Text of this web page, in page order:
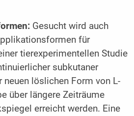
Gesucht wird auch
für
tierexperimentellen Studie
subkutaner
neuen löslichen Form von L-
über längere Zeiträume
erreicht werden. Eine